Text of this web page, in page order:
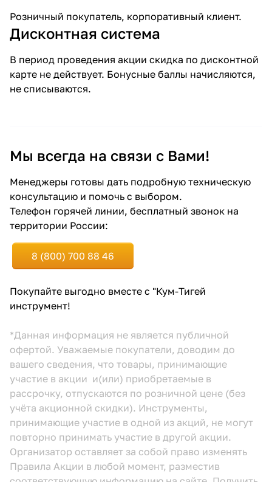
Розничный покупатель, корпоративный клиент.
Дисконтная система
В период проведения акции скидка по дисконтной
карте не действует. Бонусные баллы начисляются,
не списываются.
Мы всегда на связи с Вами!
Менеджеры готовы дать подробную техническую
консультацию и помочь с выбором.
Телефон горячей линии, бесплатный звонок на
территории России:
8 (800) 700 88 46
Покупайте выгодно вместе с "Кум-Тигей
инструмент!
*Данная информация не является публичной
офертой. Уважаемые покупатели, доводим до
вашего сведения, что товары, принимающие
участие в акции и(или) приобретаемые в
рассрочку, отпускаются по розничной цене (без
учёта акционной скидки). Инструменты,
принимающие участие в одной из акций, не могут
повторно принимать участие в другой акции.
Организатор оставляет за собой право изменять
Правила Акции в любой момент, разместив